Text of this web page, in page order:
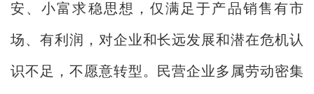
安、小富求稳思想，仅满足于产品销售有市
场、有利润，对企业和长远发展和潜在危机认
识不足，不愿意转型。民营企业多属劳动密集